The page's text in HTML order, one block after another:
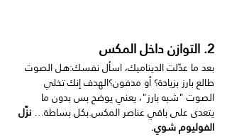
2. التوازن داخل المكس
بعد ما عدّلت الديناميك، اسأل نفسك:هل الصوت
طالع بارز بزيادة؟ أو مدفون؟الهدف إنك تخلي
الصوت "شبه بارز"، يعني يوضح بس بدون ما
يتعدى على باقي عناصر المكس.بكل بساطة… نزّل
الفوليوم شوي.